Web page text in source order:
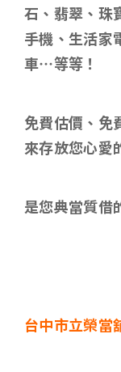
石、翡翠、珠
手機、生活家
車…等等！
免費估價、免
來存放您心愛
是您典當質借
台中市立榮當